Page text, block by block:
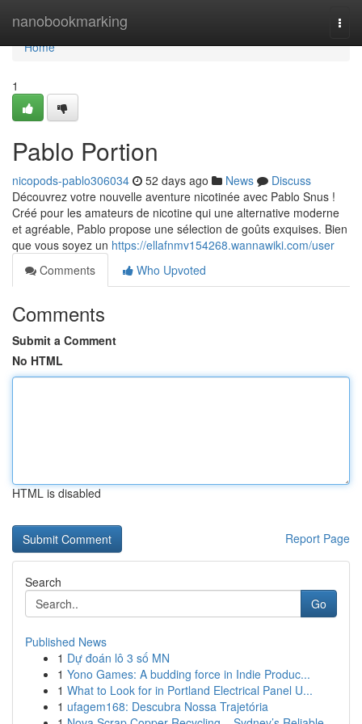
nanobookmarking
Home
Home
1
Pablo Portion
nicopods-pablo306034 52 days ago News
Discuss
Découvrez votre nouvelle aventure nicotinée avec Pablo Snus !
Créé pour les amateurs de nicotine qui une alternative moderne
et agréable, Pablo propose une sélection de goûts exquises. Bien
que vous soyez un https://ellafnmv154268.wannawiki.com/user
Comments
Who Upvoted
Comments
Submit a Comment
No HTML
HTML is disabled
Report Page
Search
Go
Published News
1 Dự đoán lô 3 số MN
1 Yono Games: A budding force in Indie Produc...
1 What to Look for in Portland Electrical Panel U...
1 ufagem168: Descubra Nossa Trajetória